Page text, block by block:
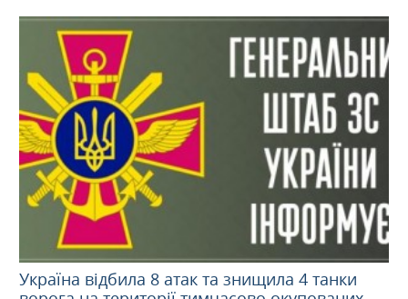
Україна відбила 8 атак та знищила 4 танки